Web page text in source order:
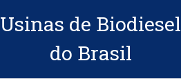
Usinas de Biodiesel
do Brasil